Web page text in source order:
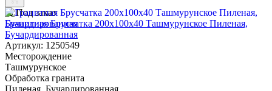
Под заказ
Гранитная Брусчатка 200х100x40 Ташмурунское Пиленая,
Бучардированная
Артикул: 1250549
Месторождение
Ташмурунское
Обработка гранита
Пиленая, Бучардированная